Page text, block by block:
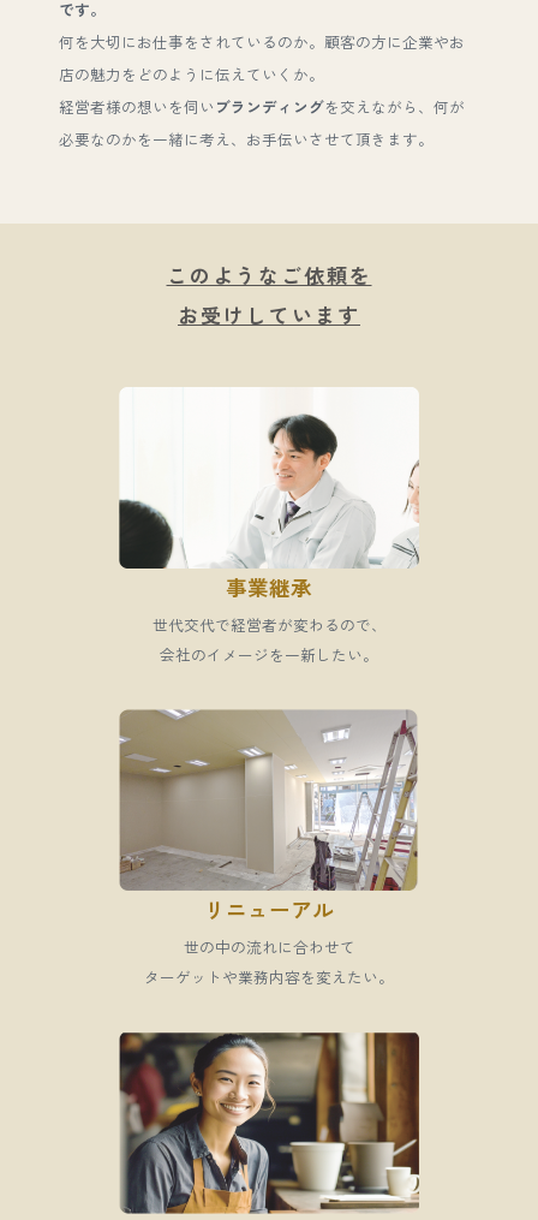
です。
何を大切にお仕事をされているのか。顧客の方に企業やお
店の魅力をどのように伝えていくか。
経営者様の想いを伺い ブランディングを交えながら、何が
必要なのかを一緒に考え、お手伝いさせて頂きます。
このようなご依頼を
お受けしています
事業継承
世代交代で経営者が変わるので、
会社のイメージを一新したい。
リニューアル
世の中の流れに合わせて
ターゲットや業務内容を変えたい。